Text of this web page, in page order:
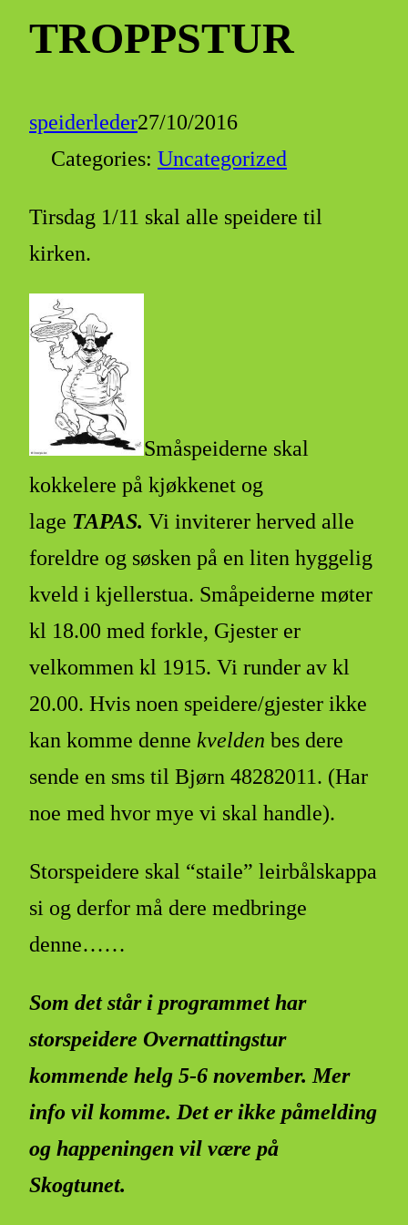
TROPPSTUR
speiderleder27/10/2016
Categories: Uncategorized
Tirsdag 1/11 skal alle speidere til
kirken.
Småspeiderne skal
kokkelere på kjøkkenet og
lage TAPAS. Vi inviterer herved alle
foreldre og søsken på en liten hyggelig
kveld i kjellerstua. Småpeiderne møter
kl 18.00 med forkle, Gjester er
velkommen kl 1915. Vi runder av kl
20.00. Hvis noen speidere/gjester ikke
kan komme denne kvelden bes dere
sende en sms til Bjørn 48282011. (Har
noe med hvor mye vi skal handle).
Storspeidere skal “staile” leirbålskappa
si og derfor må dere medbringe
denne……
Som det står i programmet har
storspeidere Overnattingstur
kommende helg 5-6 november. Mer
info vil komme. Det er ikke påmelding
og happeningen vil være på
Skogtunet.